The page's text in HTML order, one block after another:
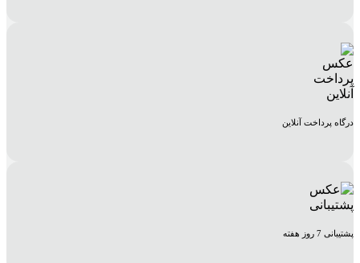
درگاه پرداخت آنلاین
پشتیبانی 7 روز هفته